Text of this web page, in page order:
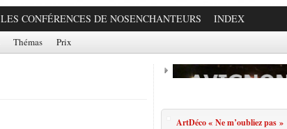
LES CONFÉRENCES DE NOSENCHANTEURS INDEX
Thémas Prix
ArtDéco « Ne m’oubliez pas »